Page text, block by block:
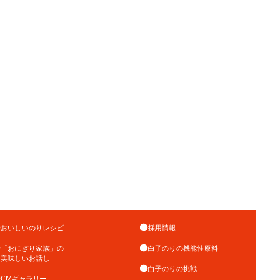
おいしいのりレシピ
「おにぎり家族」の
美味しいお話し
採用情報
白子のりの機能性原料
白子のりの挑戦